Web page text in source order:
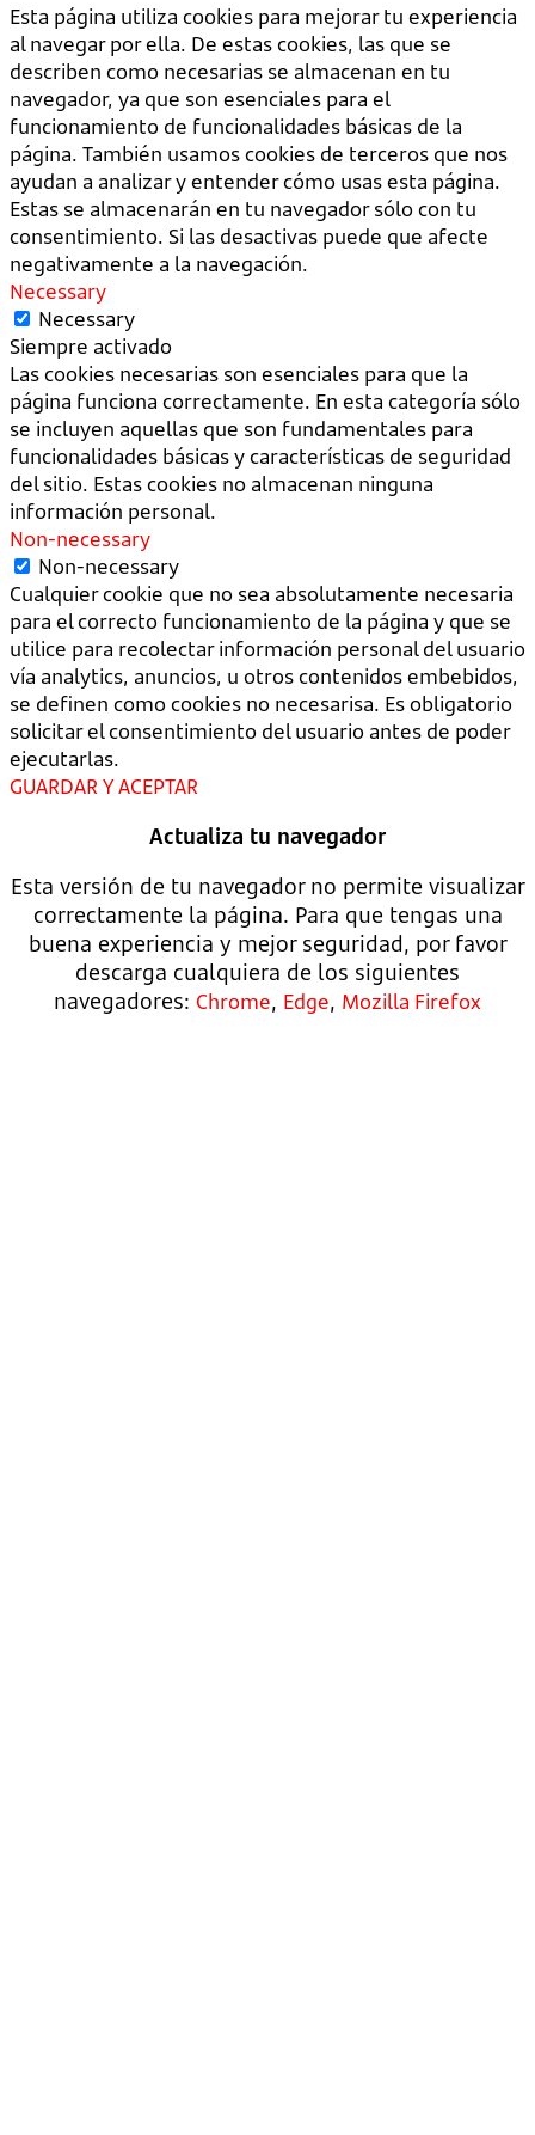
Esta página utiliza cookies para mejorar tu experiencia
al navegar por ella. De estas cookies, las que se
describen como necesarias se almacenan en tu
navegador, ya que son esenciales para el
funcionamiento de funcionalidades básicas de la
página. También usamos cookies de terceros que nos
ayudan a analizar y entender cómo usas esta página.
Estas se almacenarán en tu navegador sólo con tu
consentimiento. Si las desactivas puede que afecte
negativamente a la navegación.
Necessary
Necessary
Siempre activado
Las cookies necesarias son esenciales para que la
página funciona correctamente. En esta categoría sólo
se incluyen aquellas que son fundamentales para
funcionalidades básicas y características de seguridad
del sitio. Estas cookies no almacenan ninguna
información personal.
Non-necessary
Non-necessary
Cualquier cookie que no sea absolutamente necesaria
para el correcto funcionamiento de la página y que se
utilice para recolectar información personal del usuario
vía analytics, anuncios, u otros contenidos embebidos,
se definen como cookies no necesarisa. Es obligatorio
solicitar el consentimiento del usuario antes de poder
ejecutarlas.
GUARDAR Y ACEPTAR
Actualiza tu navegador
Esta versión de tu navegador no permite visualizar
correctamente la página. Para que tengas una
buena experiencia y mejor seguridad, por favor
descarga cualquiera de los siguientes
navegadores: Chrome, Edge, Mozilla Firefox